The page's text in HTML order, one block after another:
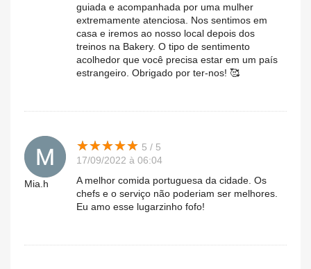
guiada e acompanhada por uma mulher
extremamente atenciosa. Nos sentimos em
casa e iremos ao nosso local depois dos
treinos na Bakery. O tipo de sentimento
acolhedor que você precisa estar em um país
estrangeiro. Obrigado por ter-nos! 🥰
Mia.h
★★★★★
★★★★★ 5 / 5
17/09/2022 à 06:04
A melhor comida portuguesa da cidade. Os
chefs e o serviço não poderiam ser melhores.
Eu amo esse lugarzinho fofo!